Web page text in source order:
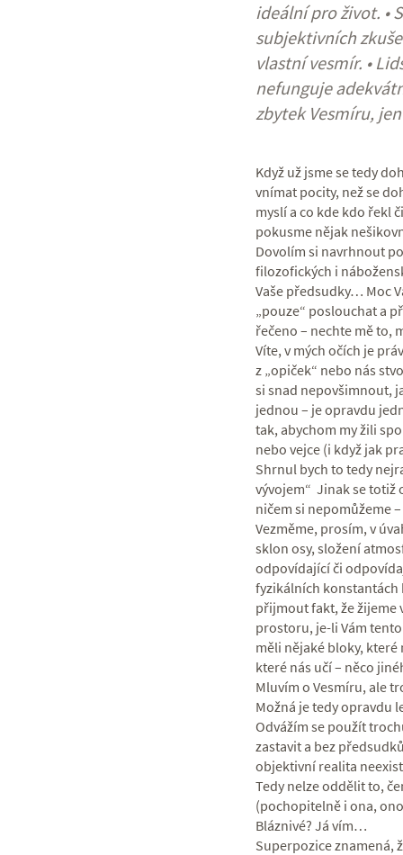
ideální pro život. •
subjektivních
vlastní vesmír. •
nefunguje
zbytek Vesmíru,
Když už jsme se tedy
vnímat pocity, než se
myslí a co kde kdo řekl
pokusme nějak
Dovolím si navrhnout
filozofických i
Vaše předsudky… Moc
„pouze“ poslouchat a
řečeno – nechte mě to,
Víte, v mých očích je
z „opiček“ nebo nás
si snad nepovšimnout,
jednou – je opravdu
tak, abychom my žili
nebo vejce (i když jak
Shrnul bych to tedy
vývojem“ Jinak se totiž
ničem si nepomůžeme
Vezměme, prosím, v
sklon osy, složení
odpovídající či
fyzikálních konstantách
přijmout fakt, že žijeme
prostoru, je-li Vám
měli nějaké bloky,
které nás učí – něco
Mluvím o Vesmíru, ale
Možná je tedy opravdu
Odvážím se použít
zastavit a bez
objektivní realita
Tedy nelze oddělit to,
(pochopitelně i ona,
Bláznivé? Já vím…
Superpozice znamená,